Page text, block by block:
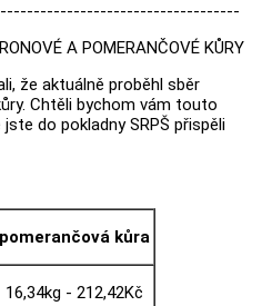
A POMERANČOVÉ KŮRY
že aktuálně proběhl sběr
Chtěli bychom vám touto
do pokladny SRPŠ přispěli
pomerančová kůra
16,34kg - 212,42Kč